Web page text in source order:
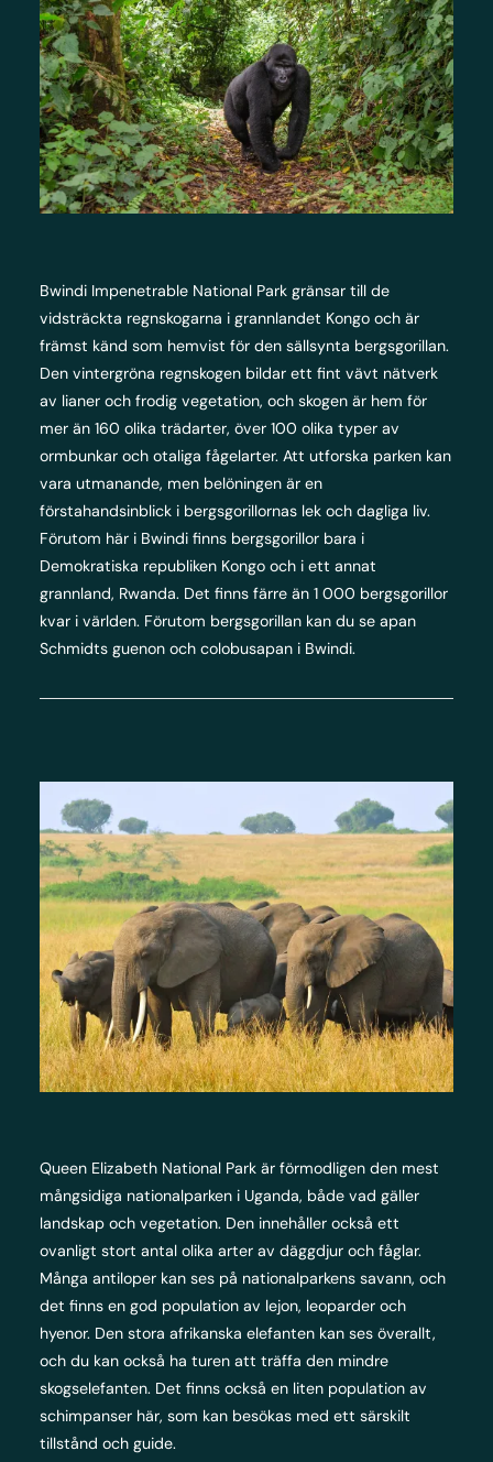
Bwindi Impenetrable National Park gränsar till de
vidsträckta regnskogarna i grannlandet Kongo och är
främst känd som hemvist för den sällsynta bergsgorillan.
Den vintergröna regnskogen bildar ett fint vävt nätverk
av lianer och frodig vegetation, och skogen är hem för
mer än 160 olika trädarter, över 100 olika typer av
ormbunkar och otaliga fågelarter. Att utforska parken kan
vara utmanande, men belöningen är en
förstahandsinblick i bergsgorillornas lek och dagliga liv.
Förutom här i Bwindi finns bergsgorillor bara i
Demokratiska republiken Kongo och i ett annat
grannland, Rwanda. Det finns färre än 1 000 bergsgorillor
kvar i världen. Förutom bergsgorillan kan du se apan
Schmidts guenon och colobusapan i Bwindi.
Queen Elizabeth National Park är förmodligen den mest
mångsidiga nationalparken i Uganda, både vad gäller
landskap och vegetation. Den innehåller också ett
ovanligt stort antal olika arter av däggdjur och fåglar.
Många antiloper kan ses på nationalparkens savann, och
det finns en god population av lejon, leoparder och
hyenor. Den stora afrikanska elefanten kan ses överallt,
och du kan också ha turen att träffa den mindre
skogselefanten. Det finns också en liten population av
schimpanser här, som kan besökas med ett särskilt
tillstånd och guide.